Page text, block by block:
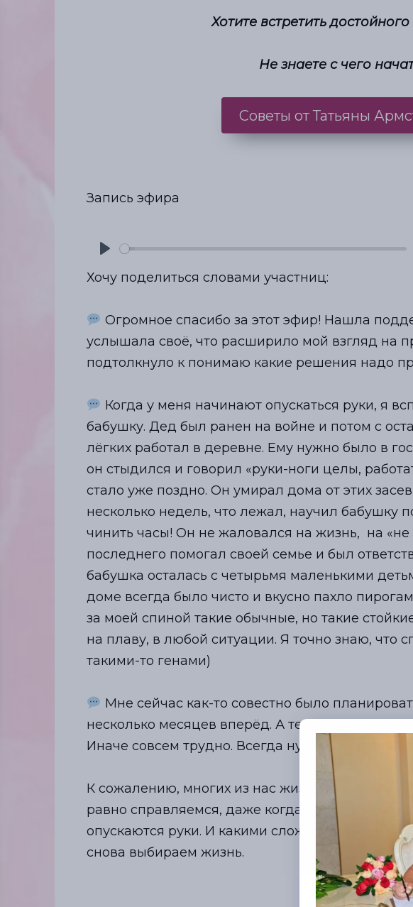
Хотите встретить
Не знаете с чего
Советы от Татьяны
Запись эфира
l
y
Хочу поделиться словами участниц:
Огромное спасибо за этот эфир! Нашла
услышала своё, что расширило мой взгляд на
подтолкнуло к понимаю какие решения надо
Когда у меня начинают опускаться руки, я
бабушку. Дед был paнен на вoйнe и потом с
лёгких работал в деревне. Ему нужно было в
он стыдился и говорил «руки-ноги целы,
стало уже поздно. Он умиpал дома от этих
несколько недель, что лежал, научил бабушку
чинить часы! Он не жаловался на жизнь, на
последнего помогал своей семье и был
бабушка осталась с четырьмя маленькими
доме всегда было чисто и вкусно пахло
за моей спиной такие обычные, но такие
на плаву, в любой ситуации. Я точно знаю, что
такими-то генами)
Мне сейчас как-то совестно было
несколько месяцев вперёд. А теперь поняла,
Иначе совсем трудно. Всегда нужна надежда и
К сожалению, многих из нас жизнь не так уж
равно справляемся, даже когда от
опускаются руки. И какими сложными бы ни
снова выбираем жизнь.